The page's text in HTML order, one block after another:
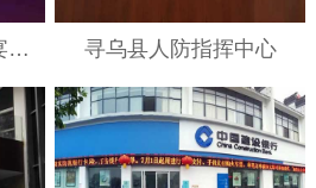
赣州五龙客家风情园宴会厅 寻乌县人防指挥中心